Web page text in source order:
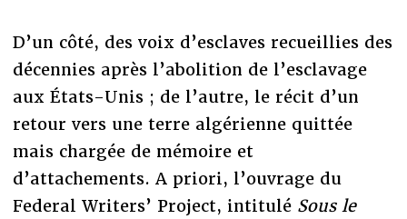
D’un côté, des voix d’esclaves recueillies des
décennies après l’abolition de l’esclavage
aux États-Unis ; de l’autre, le récit d’un
retour vers une terre algérienne quittée
mais chargée de mémoire et
d’attachements. A priori, l’ouvrage du
Federal Writers’ Project, intitulé Sous le